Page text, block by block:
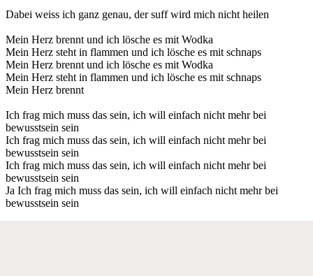
Dabei weiss ich ganz genau, der suff wird mich nicht heilen
Mein Herz brennt und ich lösche es mit Wodka
Mein Herz steht in flammen und ich lösche es mit schnaps
Mein Herz brennt und ich lösche es mit Wodka
Mein Herz steht in flammen und ich lösche es mit schnaps
Mein Herz brennt
Ich frag mich muss das sein, ich will einfach nicht mehr bei
bewusstsein sein
Ich frag mich muss das sein, ich will einfach nicht mehr bei
bewusstsein sein
Ich frag mich muss das sein, ich will einfach nicht mehr bei
bewusstsein sein
Ja Ich frag mich muss das sein, ich will einfach nicht mehr bei
bewusstsein sein